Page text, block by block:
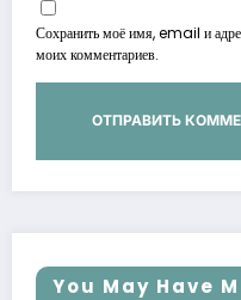
Сохранить моё имя, email и
моих комментариев.
You May Have